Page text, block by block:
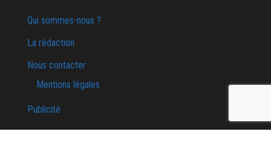
Qui sommes-nous ?
La rédaction
Nous contacter
Mentions légales
Publicité